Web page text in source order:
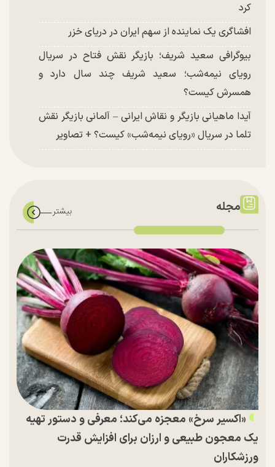
کرد
افشاگری یک نماینده از سهم ایران در دریای خزر
بیوگرافی سعید شریف؛ بازیگر نقش فتاح در سریال
رویای نیمه‌شب؛ سعید شریف چند سال دارد و
همسرش کیست؟
آیدا ماهیانی بازیگر و نقاش ایرانی – آلمانی بازیگر نقش
تلما در سریال «رویای نیمه‌شب» کیست؟ + تصاویر
مجله
«اکسیر سرخ» معجزه می‌کند؛ معرفی و دستور تهیه
یک معجون طبیعی و ارزان برای افزایش قدرت
ورزشکاران